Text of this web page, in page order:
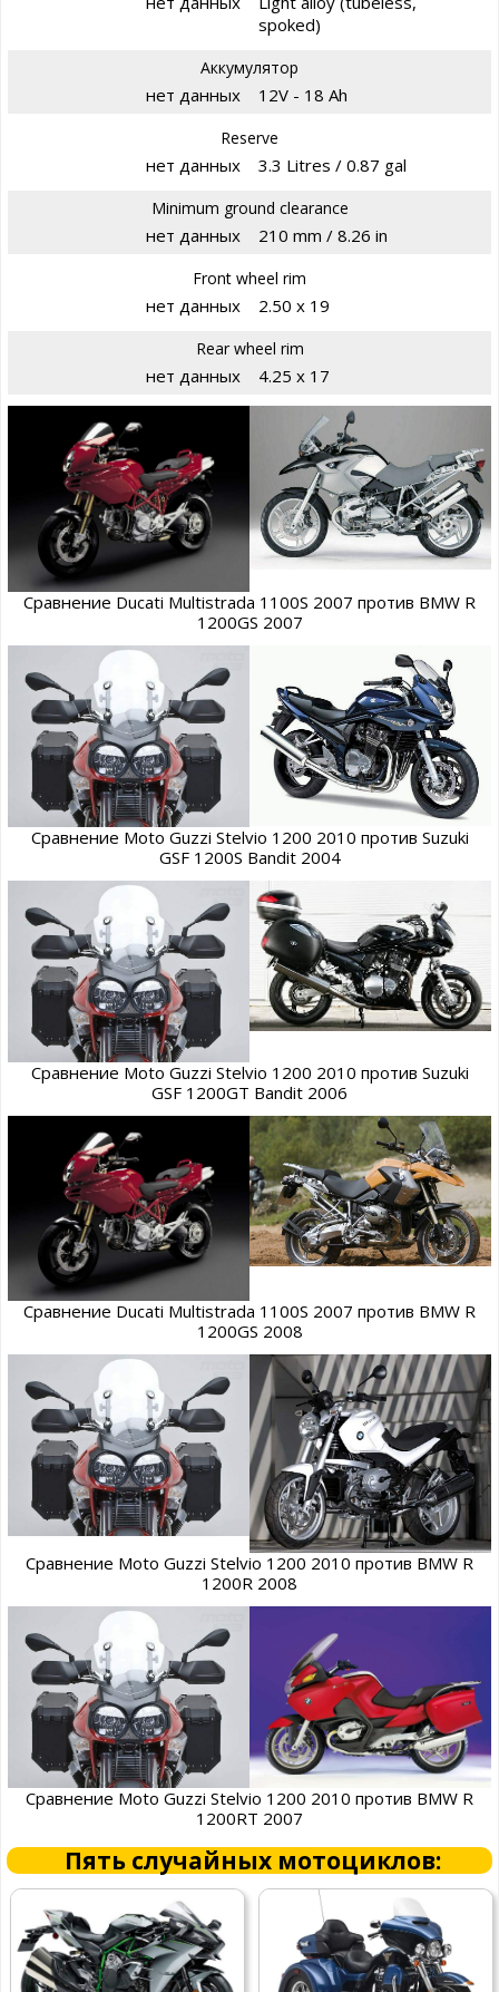
spoked)
Аккумулятор
нет данных 12V - 18 Ah
Reserve
нет данных 3.3 Litres / 0.87 gal
Minimum ground clearance
нет данных 210 mm / 8.26 in
Front wheel rim
нет данных 2.50 x 19
Rear wheel rim
нет данных 4.25 x 17
Сравнение Ducati Multistrada 1100S 2007 против BMW R
1200GS 2007
Сравнение Moto Guzzi Stelvio 1200 2010 против Suzuki
GSF 1200S Bandit 2004
Сравнение Moto Guzzi Stelvio 1200 2010 против Suzuki
GSF 1200GT Bandit 2006
Сравнение Ducati Multistrada 1100S 2007 против BMW R
1200GS 2008
Сравнение Moto Guzzi Stelvio 1200 2010 против BMW R
1200R 2008
Сравнение Moto Guzzi Stelvio 1200 2010 против BMW R
1200RT 2007
Пять случайных мотоциклов: